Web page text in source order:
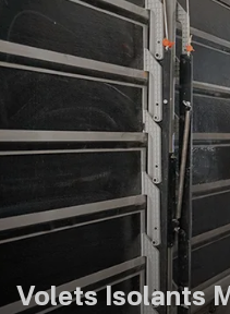
Volets Isolants